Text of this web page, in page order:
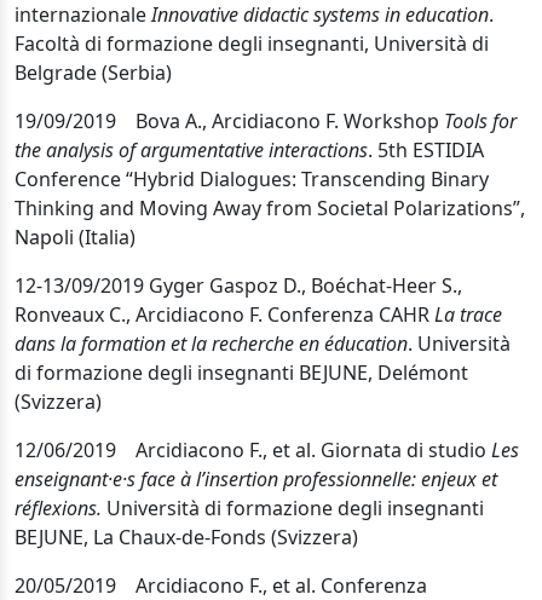
internazionaleInnovative didactic systems in education.
Facoltà di formazione degli insegnanti, Università di
Belgrade (Serbia)
19/09/2019 Bova A., Arcidiacono F. Workshop Tools for
the analysis of argumentative interactions. 5th ESTIDIA
Conference “Hybrid Dialogues: Transcending Binary
Thinking and Moving Away from Societal Polarizations”,
Napoli (Italia)
12-13/09/2019 Gyger Gaspoz D., Boéchat-Heer S.,
Ronveaux C., Arcidiacono F. Conferenza CAHRLa trace
dans la formation et la recherche en éducation. Università
di formazione degli insegnanti BEJUNE, Delémont
(Svizzera)
12/06/2019 Arcidiacono F., et al. Giornata di studio Les
enseignant·e·s face à l’insertion professionnelle: enjeux et
réflexions. Università di formazione degli insegnanti
BEJUNE, La Chaux-de-Fonds (Svizzera)
20/05/2019 Arcidiacono F., et al. Conferenza